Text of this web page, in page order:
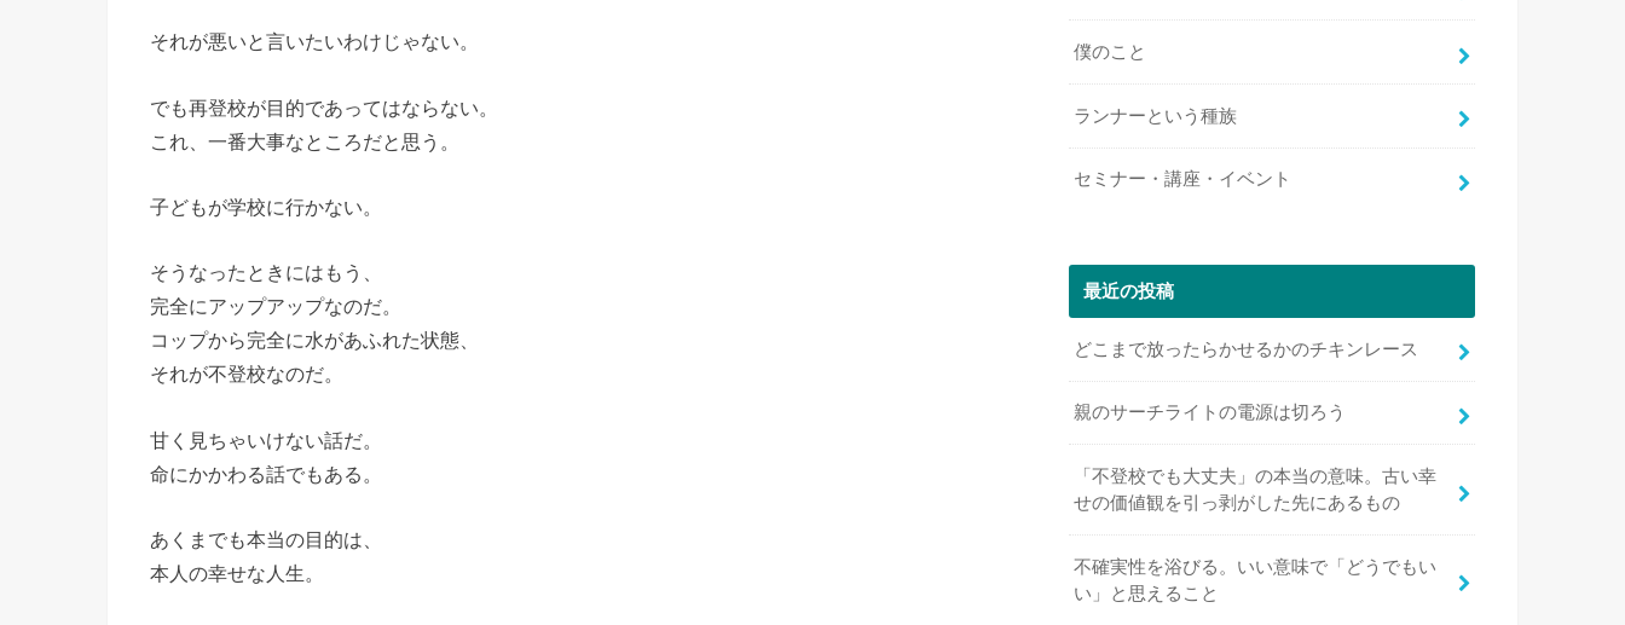
それが悪いと言いたいわけじゃない。
でも再登校が目的であってはならない。
これ、一番大事なところだと思う。
子どもが学校に行かない。
そうなったときにはもう、
完全にアップアップなのだ。
コップから完全に水があふれた状態、
それが不登校なのだ。
甘く見ちゃいけない話だ。
命にかかわる話でもある。
あくまでも本当の目的は、
本人の幸せな人生。
僕のこと
ランナーという種族
セミナー・講座・イベント
最近の投稿
どこまで放ったらかせるかのチキンレース
親のサーチライトの電源は切ろう
「不登校でも大丈夫」の本当の意味。古い幸
せの価値観を引っ剥がした先にあるもの
不確実性を浴びる。いい意味で「どうでもい
い」と思えること